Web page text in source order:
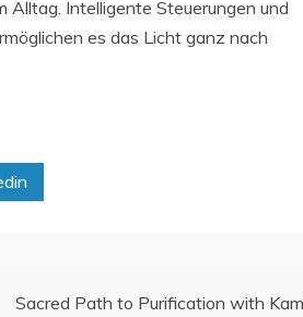
Alltag. Intelligente Steuerungen und
es das Licht ganz nach
Sacred Path to Purification with